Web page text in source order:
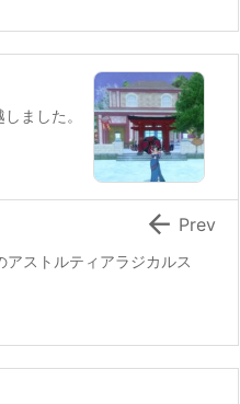
ました。
アストルティアラジカルス
 Prev